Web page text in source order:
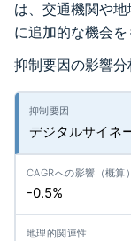
は、交通機関や
に追加的な機会を
抑制要因の影響分
デジタルサイネ
-0.5%